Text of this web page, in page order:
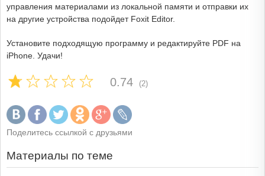
управления материалами из локальной памяти и отправки их
на другие устройства подойдет Foxit Editor.
Установите подходящую программу и редактируйте PDF на
iPhone. Удачи!
0.74 (2)
Поделитесь ссылкой с друзьями
Материалы по теме